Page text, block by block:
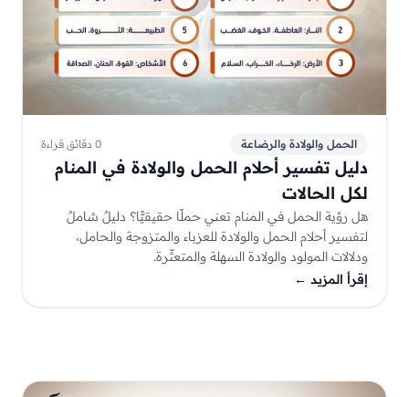
الحمل والولادة والرضاعة 0 دقائق قراءة
دليل تفسير أحلام الحمل والولادة في المنام
لكل الحالات
هل رؤية الحمل في المنام تعني حملًا حقيقيًّا؟ دليلٌ شاملٌ
لتفسير أحلام الحمل والولادة للعزباء والمتزوجة والحامل،
ودلالات المولود والولادة السهلة والمتعثّرة.
إقرأ المزيد ←